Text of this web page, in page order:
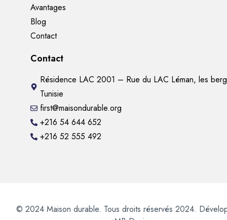
Avantages
Blog
Contact
Contact
Résidence LAC 2001 – Rue du LAC Léman, les
Tunisie
first@maisondurable.org
+216 54 644 652
+216 52 555 492
© 2024 Maison durable. Tous droits réservés 2024.